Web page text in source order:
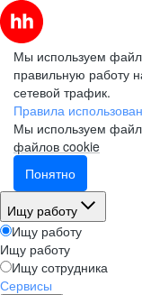
Мы используем
правильную работу
сетевой трафик.
Правила
Мы используем
файлов cookie
Понятно
Ищу работу
Ищу работу
Ищу работу
Ищу сотрудника
Сервисы